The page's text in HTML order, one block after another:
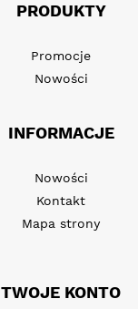
PRODUKTY
Promocje
Nowości
INFORMACJE
Nowości
Kontakt
Mapa strony
TWOJE KONTO